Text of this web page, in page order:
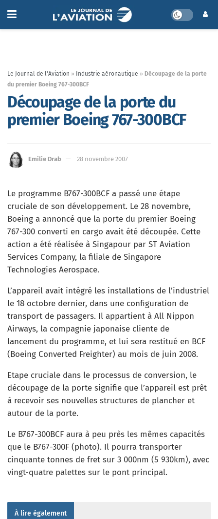
Le Journal de l'Aviation » Industrie aéronautique » Découpage de la porte
du premier Boeing 767-300BCF
Découpage de la porte du
premier Boeing 767-300BCF
Emilie Drab 28 novembre 2007
Le programme B767-300BCF a passé une étape
cruciale de son développement. Le 28 novembre,
Boeing a annoncé que la porte du premier Boeing
767-300 converti en cargo avait été découpée. Cette
action a été réalisée à Singapour par ST Aviation
Services Company, la filiale de Singapore
Technologies Aerospace.
L’appareil avait intégré les installations de l’industriel
le 18 octobre dernier, dans une configuration de
transport de passagers. Il appartient à All Nippon
Airways, la compagnie japonaise cliente de
lancement du programme, et lui sera restitué en BCF
(Boeing Converted Freighter) au mois de juin 2008.
Etape cruciale dans le processus de conversion, le
découpage de la porte signifie que l’appareil est prêt
à recevoir ses nouvelles structures de plancher et
autour de la porte.
Le B767-300BCF aura à peu près les mêmes capacités
que le B767-300F (photo). Il pourra transporter
cinquante tonnes de fret sur 3 000nm (5 930km), avec
vingt-quatre palettes sur le pont principal.
À lire également